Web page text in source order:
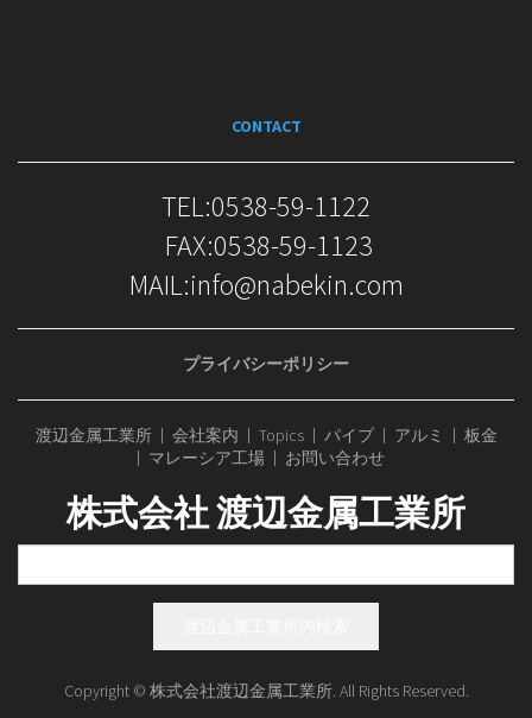
CONTACT
TEL:0538-59-1122
FAX:0538-59-1123
MAIL:info@nabekin.com
プライバシーポリシー
渡辺金属工業所 会社案内 Topics パイプ アルミ
板金
マレーシア工場
お問い合わせ
株式会社 渡辺金属工業所
Copyright © 株式会社渡辺金属工業所. All Rights Reserved.